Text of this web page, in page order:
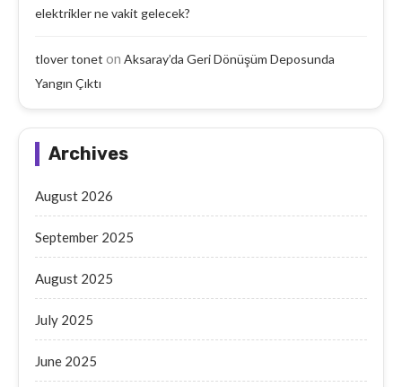
elektrikler ne vakit gelecek?
tlover tonet on Aksaray’da Geri Dönüşüm Deposunda
Yangın Çıktı
Archives
August 2026
September 2025
August 2025
July 2025
June 2025